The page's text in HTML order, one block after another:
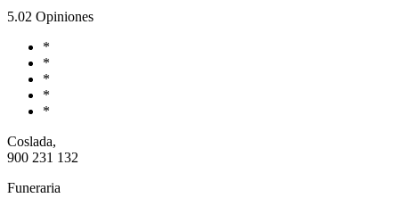
5.02 Opiniones
*
*
*
*
*
Coslada,
900 231 132
Funeraria